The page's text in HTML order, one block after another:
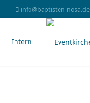
info@baptisten-nosa.de
Intern